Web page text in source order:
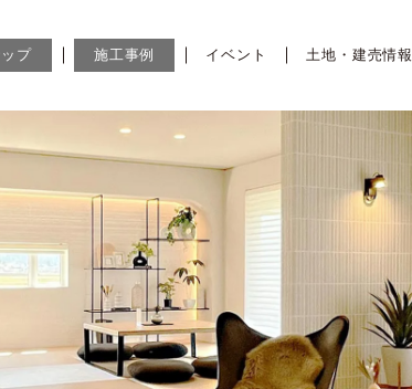
プ 施工事例 イベント 土地・建売情報